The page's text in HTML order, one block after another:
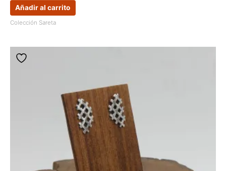
Añadir al carrito
Colección Sareta